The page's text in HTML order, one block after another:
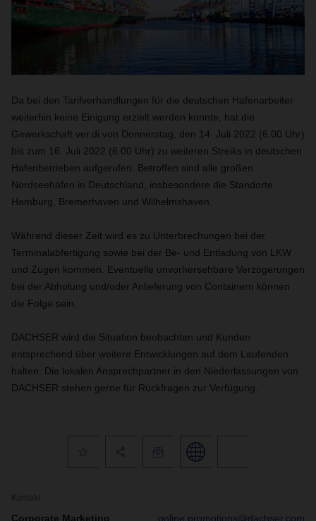
Da bei den Tarifverhandlungen für die deutschen Hafenarbeiter
weiterhin keine Einigung erzielt werden konnte, hat die
Gewerkschaft ver.di von Donnerstag, den 14. Juli 2022 (6.00 Uhr)
bis zum 16. Juli 2022 (6.00 Uhr) zu weiteren Streiks in deutschen
Hafenbetrieben aufgerufen. Betroffen sind alle großen
Nordseehäfen in Deutschland, insbesondere die Standorte
Hamburg, Bremerhaven und Wilhelmshaven.
Während dieser Zeit wird es zu Unterbrechungen bei der
Terminalabfertigung sowie bei der Be- und Entladung von LKW
und Zügen kommen. Eventuelle unvorhersehbare Verzögerungen
bei der Abholung und/oder Anlieferung von Containern können
die Folge sein.
DACHSER wird die Situation beobachten und Kunden
entsprechend über weitere Entwicklungen auf dem Laufenden
halten. Die lokalen Ansprechpartner in den Niederlassungen von
DACHSER stehen gerne für Rückfragen zur Verfügung.
Kontakt
Corporate Marketing online.promotions@dachser.com